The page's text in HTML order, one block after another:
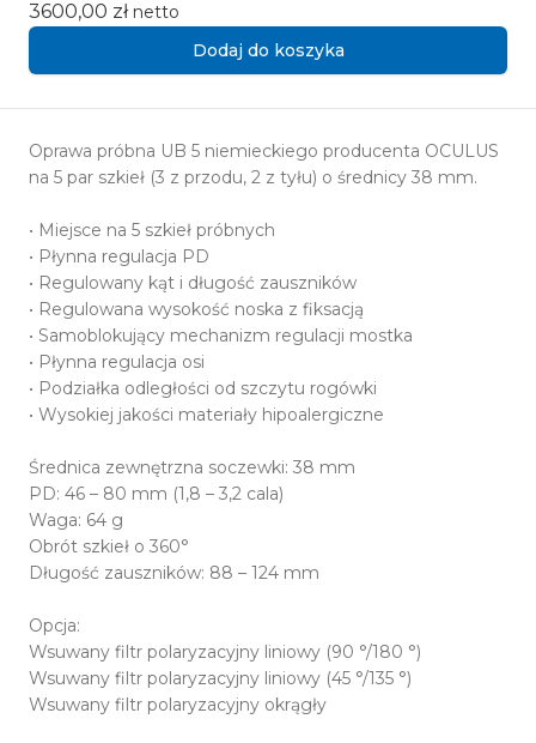
3600,00 zł netto
Dodaj do koszyka
Oprawa próbna UB 5 niemieckiego producenta OCULUS
na 5 par szkieł (3 z przodu, 2 z tyłu) o średnicy 38 mm.
• Miejsce na 5 szkieł próbnych
• Płynna regulacja PD
• Regulowany kąt i długość zauszników
• Regulowana wysokość noska z fiksacją
• Samoblokujący mechanizm regulacji mostka
• Płynna regulacja osi
• Podziałka odległości od szczytu rogówki
• Wysokiej jakości materiały hipoalergiczne
Średnica zewnętrzna soczewki: 38 mm
PD: 46 – 80 mm (1,8 – 3,2 cala)
Waga: 64 g
Obrót szkieł o 360°
Długość zauszników: 88 – 124 mm
Opcja:
Wsuwany filtr polaryzacyjny liniowy (90 °/180 °)
Wsuwany filtr polaryzacyjny liniowy (45 °/135 °)
Wsuwany filtr polaryzacyjny okrągły